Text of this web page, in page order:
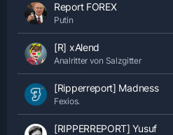
Report FOREX
Putin
[R] xAlend
Analritter von Salzgitter
[Ripperreport] Madness
Fexios.
[RIPPERREPORT] Yusuf